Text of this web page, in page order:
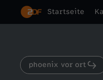
Startseite
phoenix vor ort